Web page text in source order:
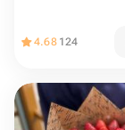
4.68 124